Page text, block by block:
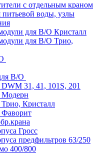
с отдельным краном
воды, узлы
для В/О Кристалл
для В/О Трио,
В/О
31, 41, 101S, 201
Модерн
Трио, Кристалл
Фаворит
Гросс
предфильтров 63/250
400/800